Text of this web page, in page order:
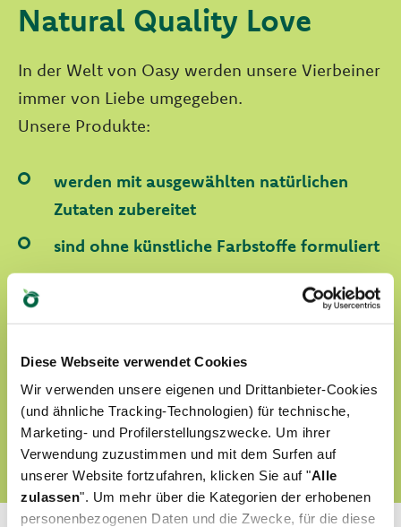
Diese Webseite verwendet Cookies
Wir verwenden unsere eigenen und Drittanbieter-Cookies
(und ähnliche Tracking-Technologien) für technische,
Marketing- und Profilerstellungszwecke. Um ihrer
Verwendung zuzustimmen und mit dem Surfen auf
unserer Website fortzufahren, klicken Sie auf "Alle
zulassen". Um mehr über die Kategorien der erhobenen
personenbezogenen Daten und die Zwecke, für die diese
Natural Quality Love
In der Welt von Oasy werden unsere Vierbeiner
immer von Liebe umgegeben.
Unsere Produkte:
werden mit ausgewählten natürlichen
Zutaten zubereitet
sind ohne künstliche Farbstoffe formuliert
sind ohne GVO oder Soja formuliert
sind Tierversuchefrei
FINDEN SIE UNSERE WORLD OF LOVE HARAUS